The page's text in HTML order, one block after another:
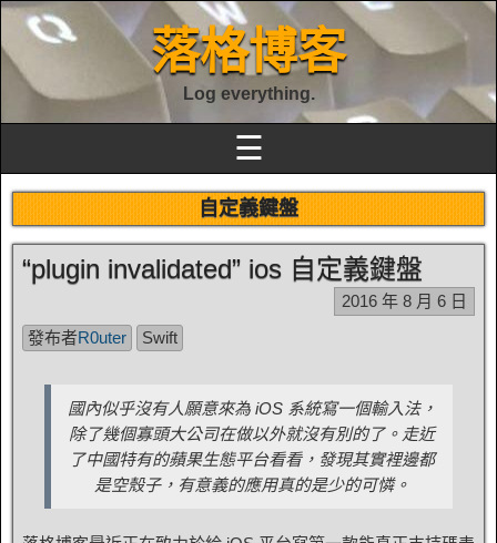
落格博客
Log everything.
☰
自定義鍵盤
“plugin invalidated” ios 自定義鍵盤
2016 年 8 月 6 日
發布者R0uter Swift
國內似乎沒有人願意來為 iOS 系統寫一個輸入法，
除了幾個寡頭大公司在做以外就沒有別的了。走近
了中國特有的蘋果生態平台看看，發現其實裡邊都
是空殼子，有意義的應用真的是少的可憐。